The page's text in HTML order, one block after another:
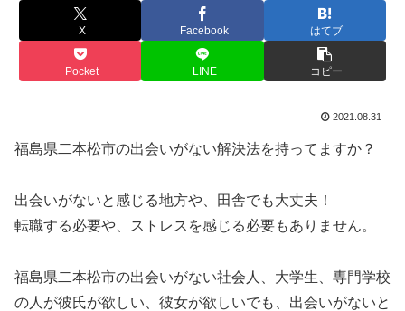
X Facebook はてブ
Pocket LINE コピー
2021.08.31
福島県二本松市の出会いがない解決法を持ってますか？
出会いがないと感じる地方や、田舎でも大丈夫！
転職する必要や、ストレスを感じる必要もありません。
福島県二本松市の出会いがない社会人、大学生、専門学校
の人が彼氏が欲しい、彼女が欲しいでも、出会いがないと